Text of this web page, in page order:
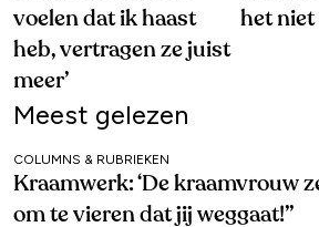
voelen dat ik haast
heb, vertragen ze juist
meer’
het niet
Meest gelezen
COLUMNS & RUBRIEKEN
Kraamwerk: ‘De kraamvrouw
om te vieren dat jij weggaat!’’